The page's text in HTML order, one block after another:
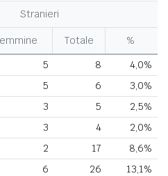
Stranieri
Totale
%
5 8
4,0%
5 6
3,0%
3 5
2,5%
3 4
2,0%
2 17
8,6%
6 26
13,1%